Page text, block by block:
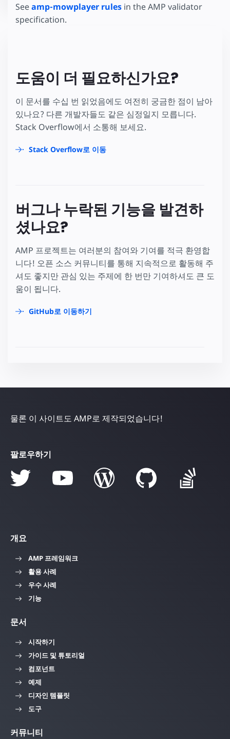
Seeamp-mowplayer rules in the AMP validator
specification.
도움이 더 필요하신가요?
이 문서를 수십 번 읽었음에도 여전히 궁금한 점이 남아
있나요? 다른 개발자들도 같은 심정일지 모릅니다.
Stack Overflow에서 소통해 보세요.
Stack Overflow로 이동
버그나 누락된 기능을 발견하
셨나요?
AMP 프로젝트는 여러분의 참여와 기여를 적극 환영합
니다! 오픈 소스 커뮤니티를 통해 지속적으로 활동해 주
셔도 좋지만 관심 있는 주제에 한 번만 기여하셔도 큰 도
움이 됩니다.
GitHub로 이동하기
물론 이 사이트도 AMP로 제작되었습니다!
팔로우하기
개요
AMP 프레임워크
활용 사례
우수 사례
기능
문서
시작하기
가이드 및 튜토리얼
컴포넌트
예제
디자인 템플릿
도구
커뮤니티